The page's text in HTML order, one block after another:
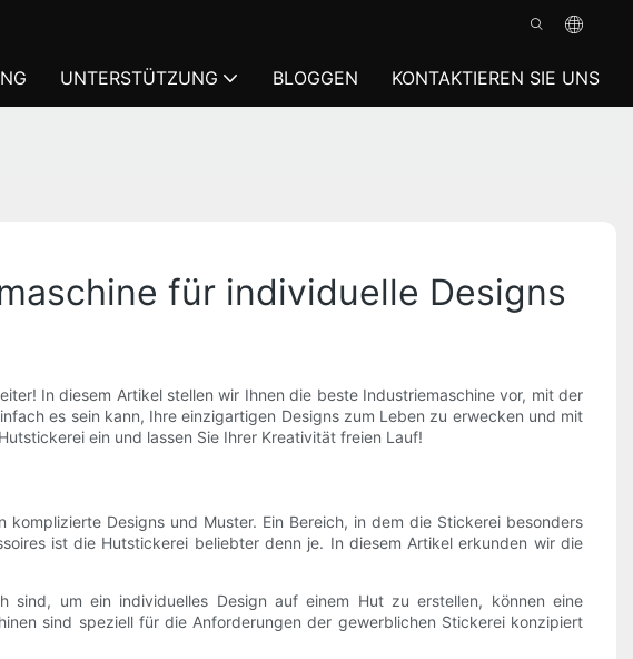
UNTERSTÜTZUNG BLOGGEN KONTAKTIEREN SIE UNS
für individuelle Designs
In diesem Artikel stellen wir Ihnen die beste Industriemaschine vor, mit der
es sein kann, Ihre einzigartigen Designs zum Leben zu erwecken und mit
ein und lassen Sie Ihrer Kreativität freien Lauf!
Designs und Muster. Ein Bereich, in dem die Stickerei besonders
ist die Hutstickerei beliebter denn je. In diesem Artikel erkunden wir die
sind, um ein individuelles Design auf einem Hut zu erstellen, können eine
sind speziell für die Anforderungen der gewerblichen Stickerei konzipiert